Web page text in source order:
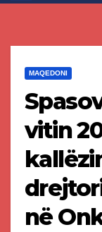
MAQEDONI
vitin
në